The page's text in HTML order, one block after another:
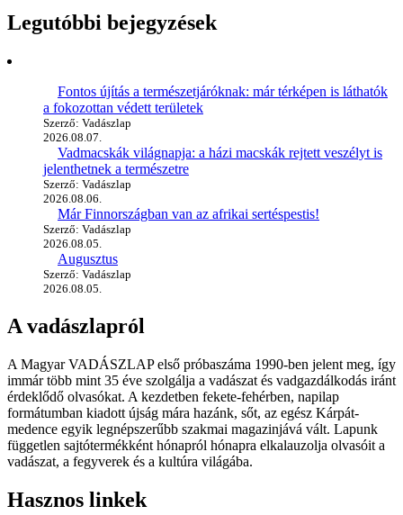
Legutóbbi bejegyzések
Fontos újítás a természetjáróknak: már térképen is láthatók
a fokozottan védett területek
Szerző: Vadászlap
2026.08.07.
Vadmacskák világnapja: a házi macskák rejtett veszélyt is
jelenthetnek a természetre
Szerző: Vadászlap
2026.08.06.
Már Finnországban van az afrikai sertéspestis!
Szerző: Vadászlap
2026.08.05.
Augusztus
Szerző: Vadászlap
2026.08.05.
A vadászlapról
A Magyar VADÁSZLAP első próbaszáma 1990-ben jelent meg, így
immár több mint 35 éve szolgálja a vadászat és vadgazdálkodás iránt
érdeklődő olvasókat. A kezdetben fekete-fehérben, napilap
formátumban kiadott újság mára hazánk, sőt, az egész Kárpát-
medence egyik legnépszerűbb szakmai magazinjává vált. Lapunk
független sajtótermékként hónapról hónapra elkalauzolja olvasóit a
vadászat, a fegyverek és a kultúra világába.
Hasznos linkek